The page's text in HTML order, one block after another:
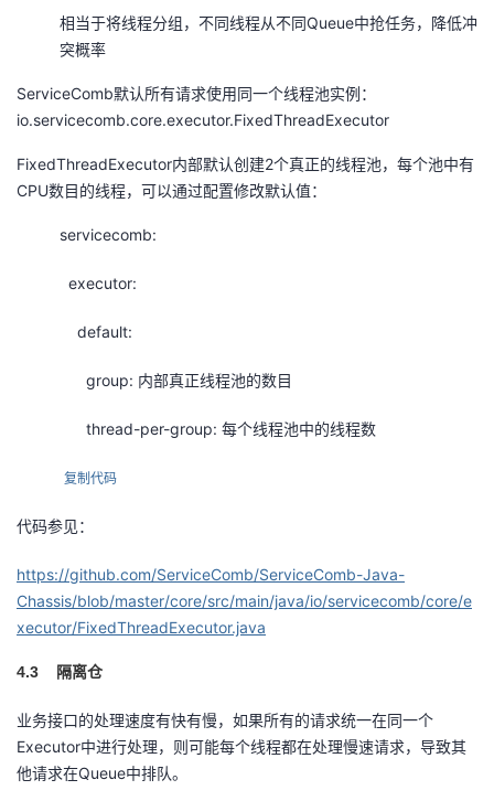
相当于将线程分组，不同线程从不同Queue中抢任务，降低冲
突概率
ServiceComb默认所有请求使用同一个线程池实例：
io.servicecomb.core.executor.FixedThreadExecutor
FixedThreadExecutor内部默认创建2个真正的线程池，每个池中有
CPU数目的线程，可以通过配置修改默认值：
servicecomb:
executor:
default:
group: 内部真正线程池的数目
thread-per-group: 每个线程池中的线程数
复制代码
代码参见：
https://github.com/ServiceComb/ServiceComb-Java-
Chassis/blob/master/core/src/main/java/io/servicecomb/core/e
xecutor/FixedThreadExecutor.java
4.3 隔离仓
业务接口的处理速度有快有慢，如果所有的请求统一在同一个
Executor中进行处理，则可能每个线程都在处理慢速请求，导致其
他请求在Queue中排队。